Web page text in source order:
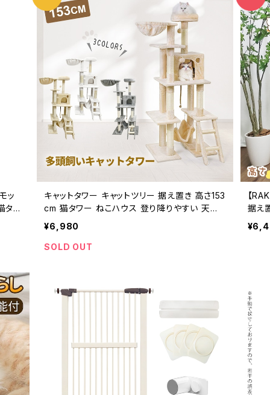
ッ
タワ
猫
ポー
タ
キャットタワー キャットツリー 据え置き 高さ153
cm 猫タワー ねこハウス 登り降りやすい 天然
サイザル麻 高密度 安定性抜群 多頭飼い 組立
簡単
¥6,980
SOLD OUT
【
据え
ねこ